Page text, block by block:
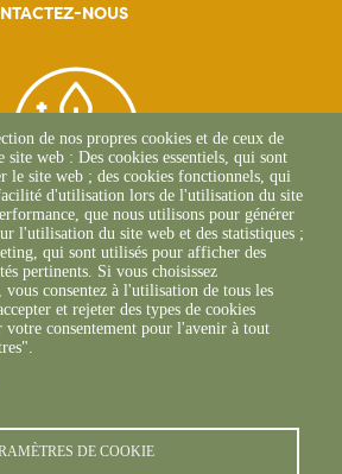
NOUS
BEAUNE
03 80 25 95 45
ECOLE-VALENTIN
03 81 47 79 20
de nos propres cookies et de ceux de
site web : Des cookies essentiels, qui sont
le site web ; des cookies fonctionnels, qui
d'utilisation lors de l'utilisation du site
que nous utilisons pour générer
l'utilisation du site web et des statistiques ;
qui sont utilisés pour afficher des
pertinents. Si vous choisissez
consentez à l'utilisation de tous les
et rejeter des types de cookies
consentement pour l'avenir à tout
DE COOKIE